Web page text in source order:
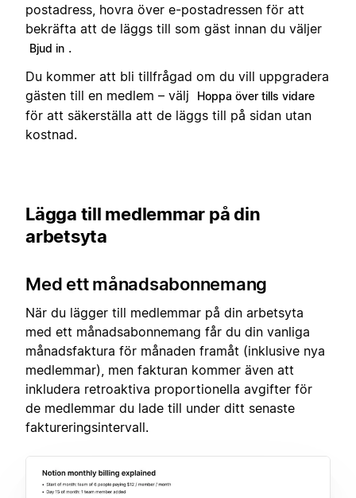
postadress, hovra över e-postadressen för att
bekräfta att de läggs till som gäst innan du väljer
Bjud in .
Du kommer att bli tillfrågad om du vill uppgradera
gästen till en medlem – välj
Hoppa över tills vidare
för att säkerställa att de läggs till på sidan utan
kostnad.
Lägga till medlemmar på din
arbetsyta
Med ett månadsabonnemang
När du lägger till medlemmar på din arbetsyta
med ett månadsabonnemang får du din vanliga
månadsfaktura för månaden framåt (inklusive nya
medlemmar), men fakturan kommer även att
inkludera retroaktiva proportionella avgifter för
de medlemmar du lade till under ditt senaste
faktureringsintervall.